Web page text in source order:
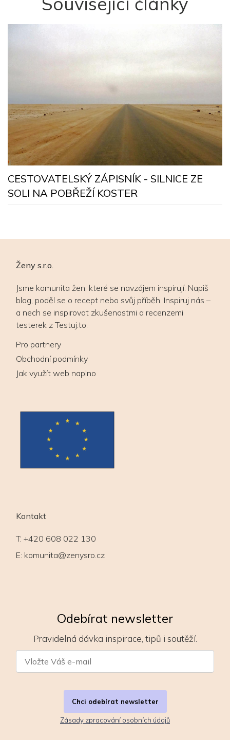
CESTOVATELSKÝ ZÁPISNÍK - SILNICE ZE
SOLI NA POBŘEŽÍ KOSTER
Ženy s.r.o.
Jsme komunita žen, které se navzájem inspirují. Napiš
blog, poděl se o recept nebo svůj příběh. Inspiruj nás –
a nech se inspirovat zkušenostmi a recenzemi
testerek z Testuj.to.
Pro partnery
Obchodní podmínky
Jak využít web naplno
Kontakt
T: +420 608 022 130
E: komunita@zenysro.cz
Odebírat newsletter
Pravidelná dávka inspirace, tipů i soutěží.
Chci odebírat newsletter
Zásady zpracování osobních údajů